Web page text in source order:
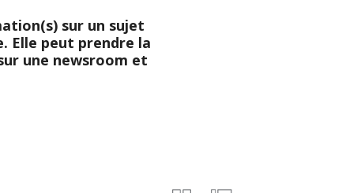
sur un sujet
Elle peut prendre la
une newsroom et